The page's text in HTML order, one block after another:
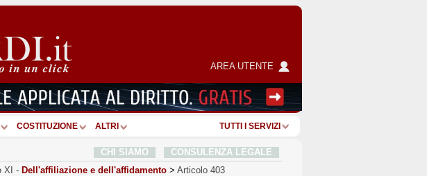
AREA UTENTE
COSTITUZIONE ALTRI TUTTI I SERVIZI
CHI SIAMO
CONSULENZA LEGALE
XI - Dell'affiliazione e dell'affidamento > Articolo 403